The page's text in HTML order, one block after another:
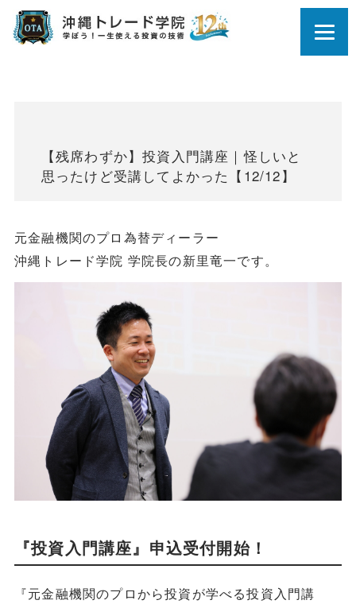
【残席わずか】投資入門講座｜怪しいと
思ったけど受講してよかった【12/12】
元金融機関のプロ為替ディーラー
沖縄トレード学院 学院長の新里竜一です。
『投資入門講座』申込受付開始！
『元金融機関のプロから投資が学べる投資入門講